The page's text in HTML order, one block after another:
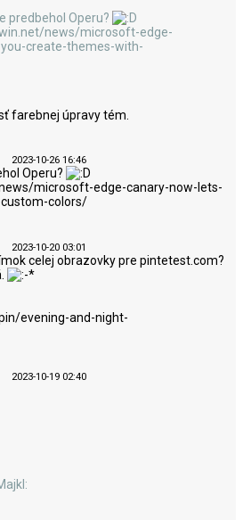
predbehol Operu?
news/microsoft-edge-
create-themes-with-
farebnej úpravy tém.
2023-10-26 16:46
Operu?
microsoft-edge-canary-now-lets-
colors/
2023-10-20 03:01
celej obrazovky pre pintetest.com?
evening-and-night-
2023-10-19 02:40